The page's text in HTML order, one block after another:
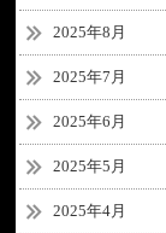
2025年8月
2025年7月
2025年6月
2025年5月
2025年4月